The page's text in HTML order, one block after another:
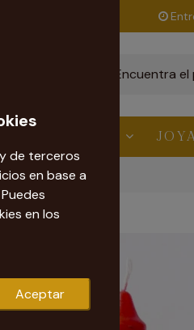
Gira
de terceros
en base a
en los
Aceptar